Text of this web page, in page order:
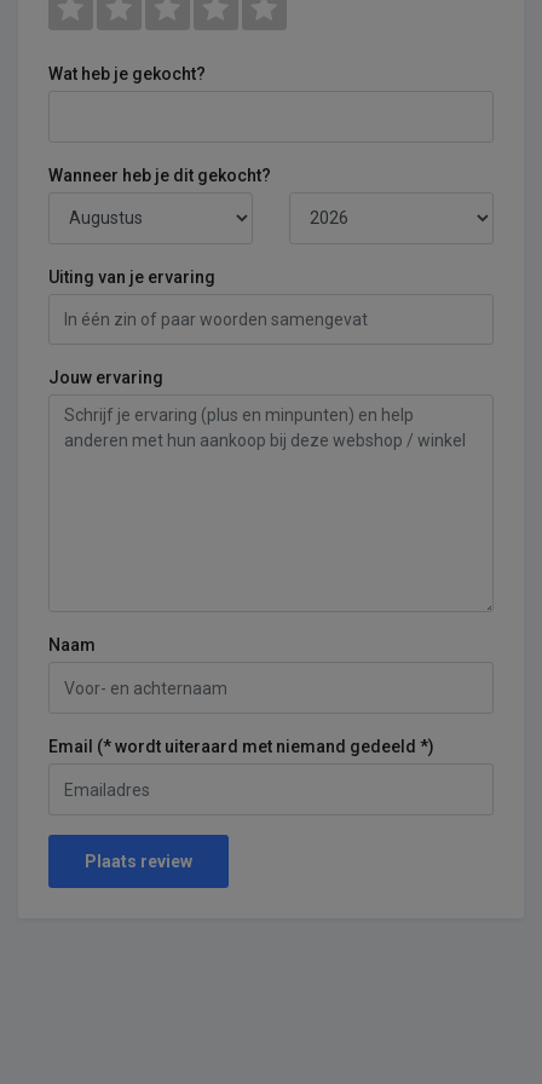
Wat heb je gekocht?
Wanneer heb je dit gekocht?
Uiting van je ervaring
Jouw ervaring
Naam
Email (* wordt uiteraard met niemand gedeeld *)
Plaats review